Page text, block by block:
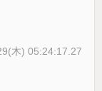
木) 05:24:17.27